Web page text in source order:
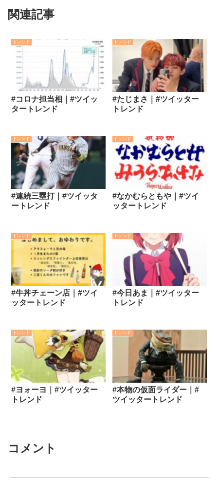
関連記事
トレンド
#コロナ担当相｜#ツイッ
タートレンド
トレンド
#たじまさ｜#ツイッター
トレンド
トレンド
#連続三塁打｜#ツイッタ
ートレンド
トレンド
#なかむらともや｜#ツイ
ッタートレンド
トレンド
#牛丼チェーン店｜#ツイ
ッタートレンド
トレンド
#今日あま｜#ツイッター
トレンド
トレンド
#ヨォーヨ｜#ツイッター
トレンド
トレンド
#本物の仮面ライダー｜#
ツイッタートレンド
コメント